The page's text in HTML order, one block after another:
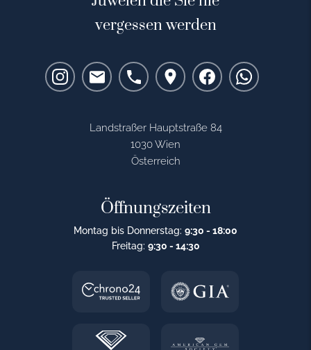
vergessen werden
Landstraßer Hauptstraße 84
1030 Wien
Österreich
Öffnungszeiten
Montag bis Donnerstag: 9:30 - 18:00
Freitag: 9:30 - 14:30